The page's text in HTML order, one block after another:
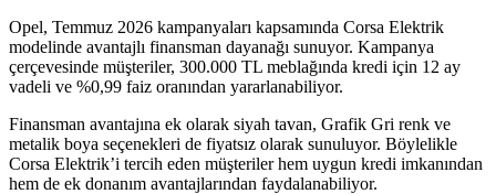
Opel, Temmuz 2026 kampanyaları kapsamında Corsa Elektrik
modelinde avantajlı finansman dayanağı sunuyor. Kampanya
çerçevesinde müşteriler, 300.000 TL meblağında kredi için 12 ay
vadeli ve %0,99 faiz oranından yararlanabiliyor.
Finansman avantajına ek olarak siyah tavan, Grafik Gri renk ve
metalik boya seçenekleri de fiyatsız olarak sunuluyor. Böylelikle
Corsa Elektrik’i tercih eden müşteriler hem uygun kredi imkanından
hem de ek donanım avantajlarından faydalanabiliyor.